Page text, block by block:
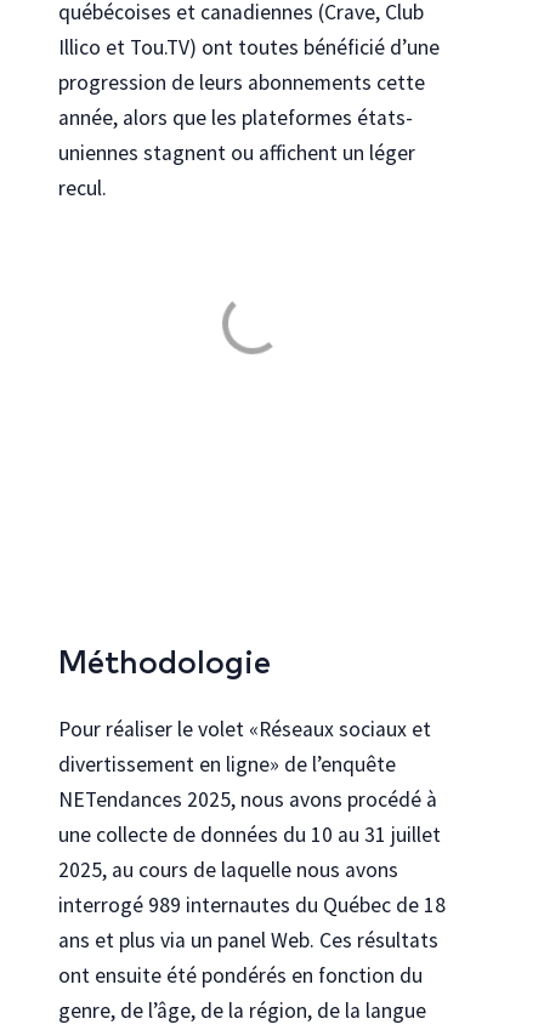
québécoises et canadiennes (Crave, Club
Illico et Tou.TV) ont toutes bénéficié d’une
progression de leurs abonnements cette
année, alors que les plateformes états-
uniennes stagnent ou affichent un léger
recul.
Méthodologie
Pour réaliser le volet «Réseaux sociaux et
divertissement en ligne» de l’enquête
NETendances 2025, nous avons procédé à
une collecte de données du 10 au 31 juillet
2025, au cours de laquelle nous avons
interrogé 989 internautes du Québec de 18
ans et plus via un panel Web. Ces résultats
ont ensuite été pondérés en fonction du
genre, de l’âge, de la région, de la langue